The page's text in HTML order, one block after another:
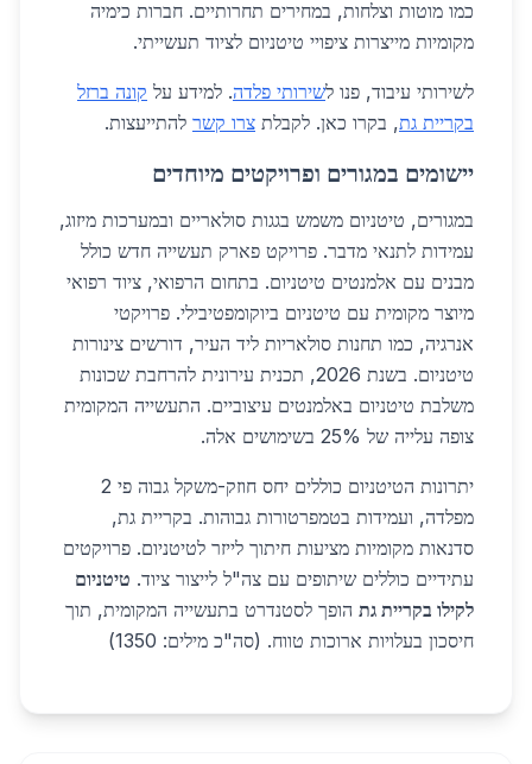
כמו מוטות וצלחות, במחירים תחרותיים. חברות כימיה
מקומיות מייצרות ציפויי טיטניום לציוד תעשייתי.
לשירותי עיבוד, פנו לשירותי פלדה. למידע על קונה ברזל
בקריית גת, בקרו כאן. לקבלת צרו קשר להתייעצות.
יישומים במגורים ופרויקטים מיוחדים
במגורים, טיטניום משמש בגגות סולאריים ובמערכות מיזוג,
עמידות לתנאי מדבר. פרויקט פארק תעשייה חדש כולל
מבנים עם אלמנטים טיטניום. בתחום הרפואי, ציוד רפואי
מיוצר מקומית עם טיטניום ביוקומפטיבילי. פרויקטי
אנרגיה, כמו תחנות סולאריות ליד העיר, דורשים צינורות
טיטניום. בשנת 2026, תכנית עירונית להרחבת שכונות
משלבת טיטניום באלמנטים עיצוביים. התעשייה המקומית
צופה עלייה של 25% בשימושים אלה.
יתרונות הטיטניום כוללים יחס חוזק-משקל גבוה פי 2
מפלדה, ועמידות בטמפרטורות גבוהות. בקריית גת,
סדנאות מקומיות מציעות חיתוך לייזר לטיטניום. פרויקטים
עתידיים כוללים שיתופים עם צה"ל לייצור ציוד. טיטניום
לקילו בקריית גת הופך לסטנדרט בתעשייה המקומית, תוך
חיסכון בעלויות ארוכות טווח. (סה"כ מילים: 1350)